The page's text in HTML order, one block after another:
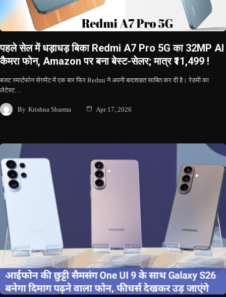
पहले सेल में धड़ाधड़ बिका Redmi A7 Pro 5G का 32MP AI
कैमरा फोन, Amazon पर बना बेस्ट-सेलर; मात्र ₹11,499 !
बजट स्मार्टफोन सेगमेंट में एक बार फिर Redmi ने अपनी बादशाहत साबित कर दी है। रेडमी का
लेटेस्ट…
By Krishna Sharma Apr 17, 2026